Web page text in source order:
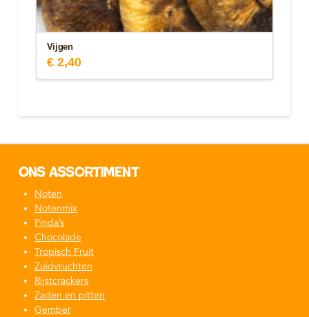
Vijgen
€2,40
Ons assortiment
Noten
Notenmix
Pinda’s
Chocolade
Tropisch Fruit
Zuidvruchten
Rijstcrackers
Zaden en pitten
Gember